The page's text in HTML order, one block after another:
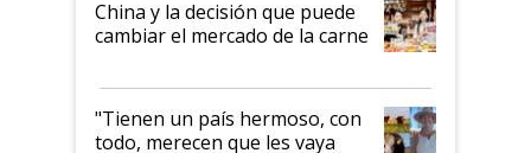
China y la decisión que puede
cambiar el mercado de la carne
"Tienen un país hermoso, con
todo, merecen que les vaya